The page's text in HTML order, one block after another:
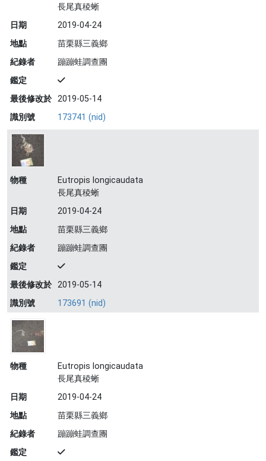
長尾真稜蜥
日期
2019-04-24
地點
苗栗縣三義鄉
紀錄者
蹦蹦蛙調查團
鑑定
最後修改於 2019-05-14
識別號
173741 (nid)
物種
Eutropis longicaudata
長尾真稜蜥
日期
2019-04-24
地點
苗栗縣三義鄉
紀錄者
蹦蹦蛙調查團
鑑定
最後修改於 2019-05-14
識別號
173691 (nid)
物種
Eutropis longicaudata
長尾真稜蜥
日期
2019-04-24
地點
苗栗縣三義鄉
紀錄者
蹦蹦蛙調查團
鑑定